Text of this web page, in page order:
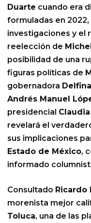
Duarte cuando era
formuladas en
investigaciones y el
reelección de
posibilidad de una
figuras políticas de
gobernadora
Andrés Manuel
presidencial
revelará el
sus implicaciones
Estado de México,
informado
Consultado Ricardo
morenista mejor
Toluca, una de las